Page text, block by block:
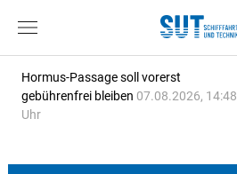
Hormus-Passage soll vorerst
gebührenfrei bleiben 07.08.2026, 14:48
Uhr